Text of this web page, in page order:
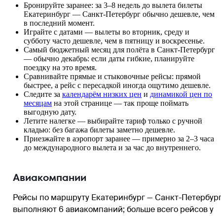
Бронируйте заранее: за 3–8 недель до вылета билеты
Екатеринбург — Санкт-Петербург обычно дешевле, чем
в последний момент.
Играйте с датами — вылеты во вторник, среду и
субботу часто дешевле, чем в пятницу и воскресенье.
Самый бюджетный месяц для полёта в Санкт-Петербург
— обычно декабрь: если даты гибкие, планируйте
поездку на это время.
Сравнивайте прямые и стыковочные рейсы: прямой
быстрее, а рейс с пересадкой иногда ощутимо дешевле.
Следите за календарём низких цен и динамикой цен по
месяцам на этой странице — так проще поймать
выгодную дату.
Летите налегке — выбирайте тариф только с ручной
кладью: без багажа билеты заметно дешевле.
Приезжайте в аэропорт заранее — примерно за 2–3 часа
до международного вылета и за час до внутреннего.
Авиакомпании
Рейсы по маршруту Екатеринбург — Санкт-
выполняют 6 авиакомпаний; больше всего рейсов у